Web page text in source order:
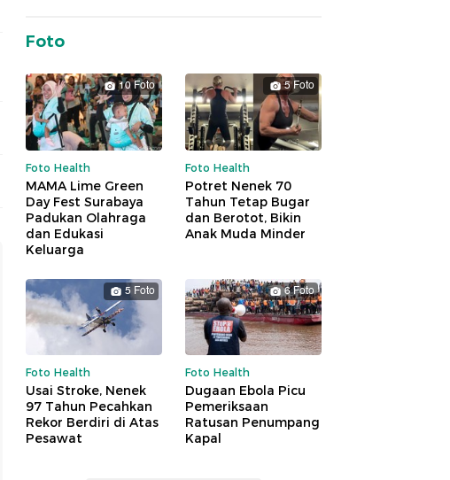
Foto
10 Foto
Foto Health
MAMA Lime Green
Day Fest Surabaya
Padukan Olahraga
dan Edukasi
Keluarga
5 Foto
Foto Health
Potret Nenek 70
Tahun Tetap Bugar
dan Berotot, Bikin
Anak Muda Minder
5 Foto
Foto Health
Usai Stroke, Nenek
97 Tahun Pecahkan
Rekor Berdiri di Atas
Pesawat
6 Foto
Foto Health
Dugaan Ebola Picu
Pemeriksaan
Ratusan Penumpang
Kapal